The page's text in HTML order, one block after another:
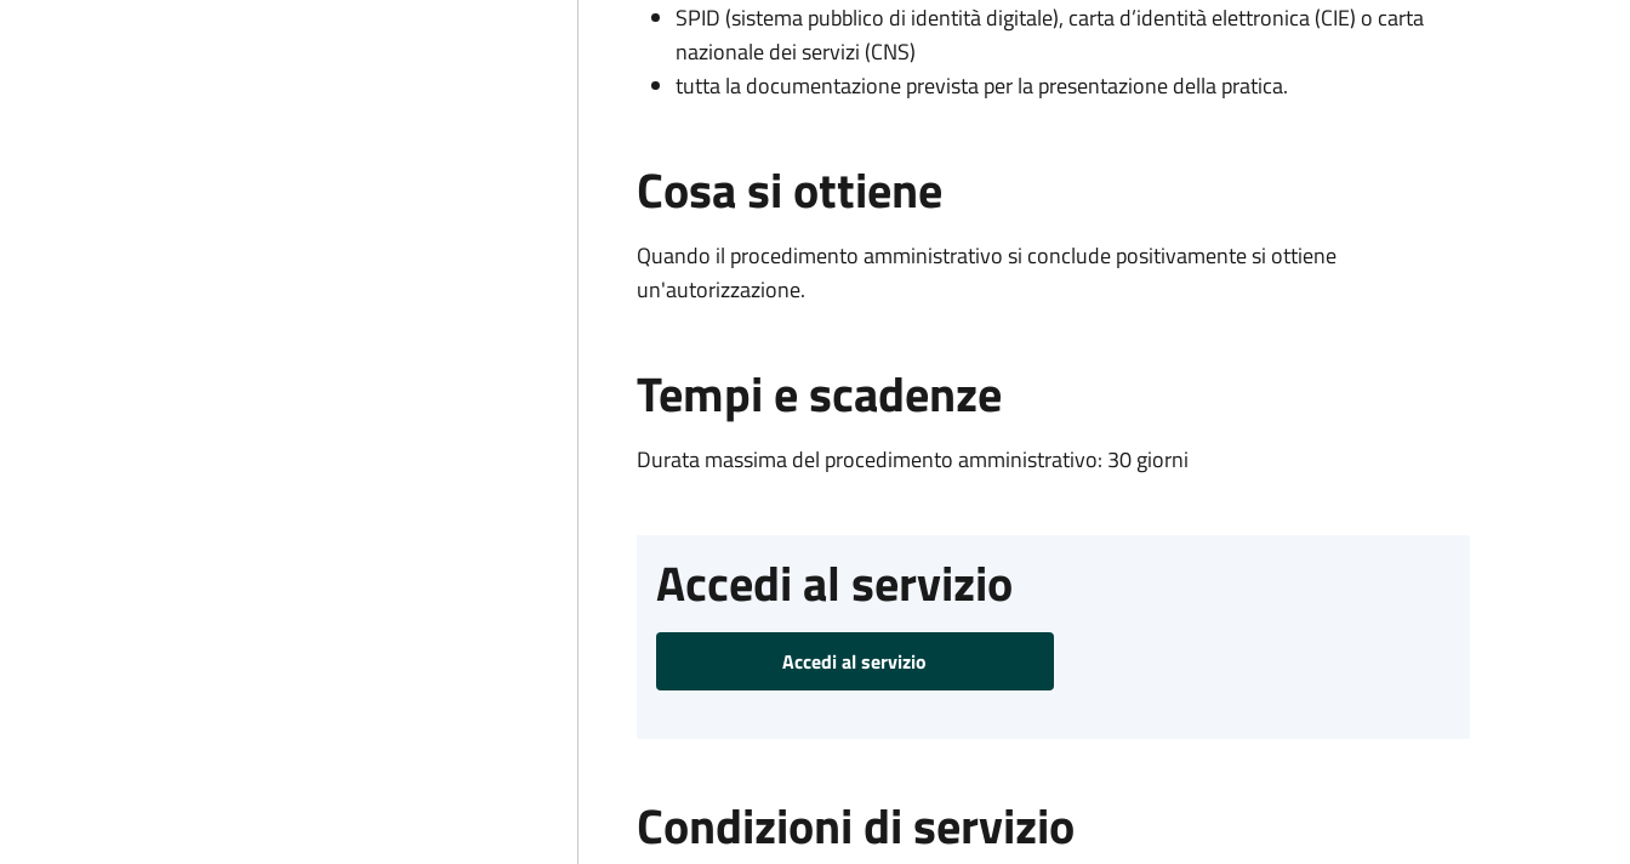
SPID (sistema pubblico di identità digitale), carta d’identità elettronica (CIE) o carta
nazionale dei servizi (CNS)
tutta la documentazione prevista per la presentazione della pratica.
Cosa si ottiene
Quando il procedimento amministrativo si conclude positivamente si ottiene
un'autorizzazione.
Tempi e scadenze
Durata massima del procedimento amministrativo: 30 giorni
Accedi al servizio
Accedi al servizio
Condizioni di servizio